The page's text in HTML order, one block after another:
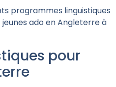
programmes linguistiques
ado en Angleterre à
pour